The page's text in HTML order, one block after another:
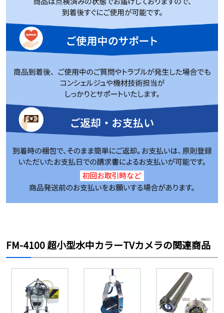
FM-4100 超小型水中カラーTVカメラの関連商品